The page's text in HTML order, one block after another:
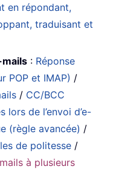
en répondant,
traduisant et
: Réponse
POP et IMAP) /
/ CC/BCC
lors de l’envoi d’e-
(règle avancée) /
de politesse /
à plusieurs